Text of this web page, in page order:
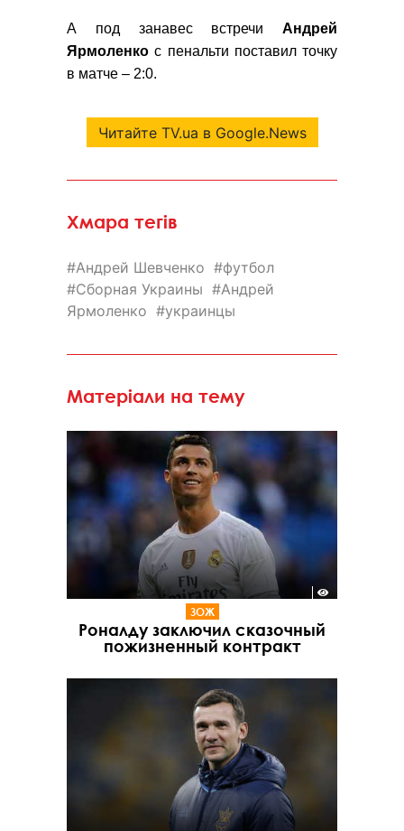
А под занавес встречи Андрей
Ярмоленко с пенальти поставил точку
в матче – 2:0.
Читайте TV.ua в Google.News
Хмара тегів
Андрей Шевченко
футбол
Сборная Украины
Андрей
Ярмоленко
украинцы
Матеріали на тему
ЗОЖ
Роналду заключил сказочный
пожизненный контракт